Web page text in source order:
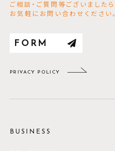
ご相談・ご質問等ございましたら
お気軽にお問い合わせください。
FORM
PRIVACY POLICY
BUSINESS